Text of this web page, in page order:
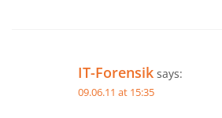
IT-Forensik says:
09.06.11 at 15:35